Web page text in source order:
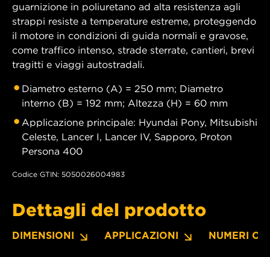
guarnizione in poliuretano ad alta resistenza agli
strappi resiste a temperature estreme, proteggendo
il motore in condizioni di guida normali e gravose,
come traffico intenso, strade sterrate, cantieri, brevi
tragitti e viaggi autostradali.
Diametro esterno (A) = 250 mm; Diametro
interno (B) = 192 mm; Altezza (H) = 60 mm
Applicazione principale: Hyundai Pony, Mitsubishi
Celeste, Lancer I, Lancer IV, Sapporo, Proton
Persona 400
Codice GTIN: 5050026004983
Dettagli del prodotto
DIMENSIONI APPLICAZIONI NUMERI OE